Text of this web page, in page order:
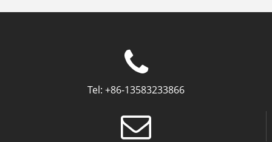
Tel: +86-13583233866